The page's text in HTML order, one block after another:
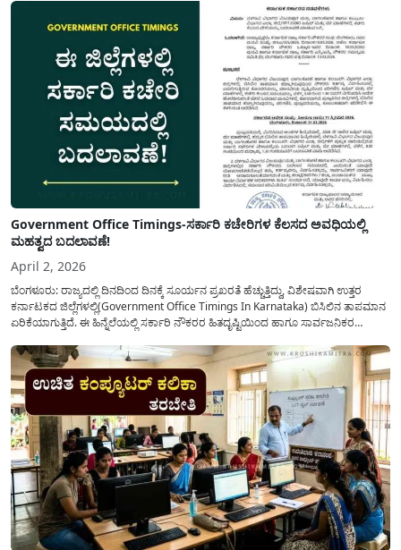
Government Office Timings-ಸರ್ಕಾರಿ ಕಚೇರಿಗಳ ಕೆಲಸದ ಅವಧಿಯಲ್ಲಿ
ಮಹತ್ವದ ಬದಲಾವಣೆ!
April 2, 2026
ಬೆಂಗಳೂರು: ರಾಜ್ಯದಲ್ಲಿ ದಿನದಿಂದ ದಿನಕ್ಕೆ ಸೂರ್ಯನ ಪ್ರಖರತೆ ಹೆಚ್ಚುತ್ತಿದ್ದು, ವಿಶೇಷವಾಗಿ ಉತ್ತರ
ಕರ್ನಾಟಕದ ಜಿಲ್ಲೆಗಳಲ್ಲಿ(Government Office Timings In Karnataka) ಬಿಸಿಲಿನ ತಾಪಮಾನ
ಏರಿಕೆಯಾಗುತ್ತಿದೆ. ಈ ಹಿನ್ನೆಲೆಯಲ್ಲಿ ಸರ್ಕಾರಿ ನೌಕರರ ಹಿತದೃಷ್ಟಿಯಿಂದ ಹಾಗೂ ಸಾರ್ವಜನಿಕರ
ಮತ್ತು ಕಲ್ಯಾಣ ಕರ್ನಾಟಕದ ಒಟ್ಟು 9 ಜಿಲ್ಲೆಗಳಲ್ಲಿ ಏಪ್ರಿಲ್...